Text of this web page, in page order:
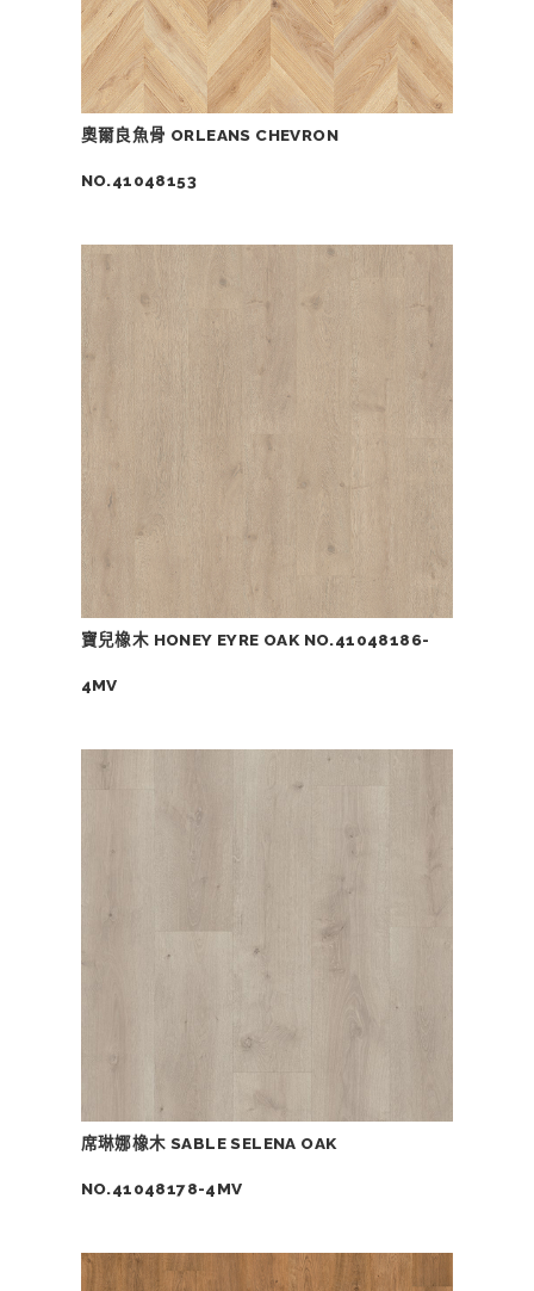
奧爾良魚骨 ORLEANS CHEVRON
NO.41048153
寶兒橡木 HONEY EYRE OAK NO.41048186-
4MV
席琳娜橡木 SABLE SELENA OAK
NO.41048178-4MV